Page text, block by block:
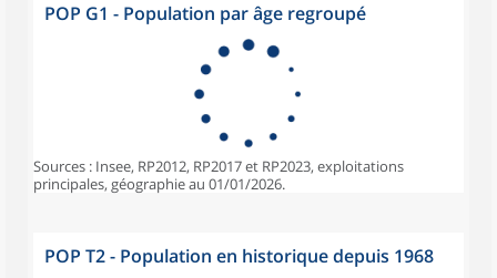
POP G1 - Population par âge regroupé
Sources : Insee, RP2012, RP2017 et RP2023, exploitations
principales, géographie au 01/01/2026.
POP T2 - Population en historique depuis 1968